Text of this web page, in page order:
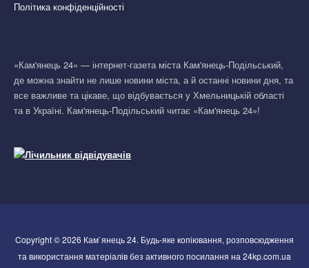
Політика конфіденційності
«Кам'янець 24» — інтернет-газета міста Кам'янець-Подільський,
де можна знайти не лише новини міста, а й останні новини дня, та
все важливе та цікаве, що відбувається у Хмельницькій області
та в Україні. Кам'янець-Подільський читає «Кам'янець 24»!
Copyright © 2026 Кам`янець 24. Будь-яке копіювання, розповсюдження
та використання матеріалів без активного посилання на 24kp.com.ua